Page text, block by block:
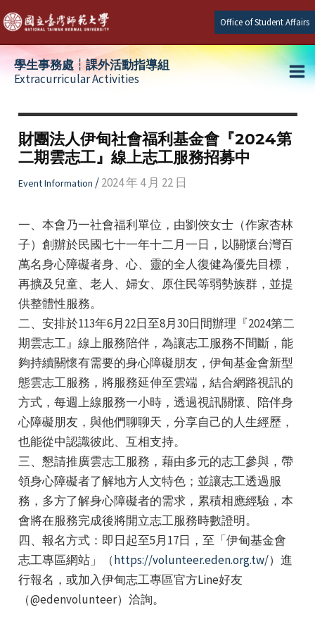
Skip
to
content
Office of Student Affairs
學生事務處┆課外活動指導組
Extracurricular Activities
財團法人伊甸社會福利基金會『2024第
二期雲志工』線上志工服務招募中
Event Information /2024 年 4 月 22 日
一、本會乃一社會福利單位，由劉俠女士（作家杏林
子）創辦於民國七十一年十二月一日，以關懷台灣百
萬名身心障礙者身、心、靈的全人復健為優先目標，
再擴及兒童、老人、婦女、原住民等弱勢族群，並提
供整體性服務。
二、安排於113年6月22日至8月30日間辦理『2024第二
期雲志工』線上服務陪伴，為讓志工服務不間斷，能
夠持續關懷有需要的身心障礙朋友，伊甸基金會新型
態雲志工服務，將服務延伸至雲端，結合網路視訊的
方式，每週上線服務一小時，透過視訊關懷、陪伴身
心障礙朋友，與他們聊聊天，分享自己的人生經歷，
也能從中認識彼此、互相支持。
三、懇請推廣雲志工服務，藉由多元的志工參與，帶
領身心障礙者了解地方人文特色；並讓志工透過服
務，多方了解身心障礙者的需求，累積相應經驗，本
會將在服務完成後將開立志工服務時數證明。
四、報名方式：即日起至5月17日，至「伊甸基金會
志工專區網站」（https://volunteer.eden.org.tw/）進
行報名，或加入伊甸志工專區官方Line好友
（@edenvolunteer）洽詢。